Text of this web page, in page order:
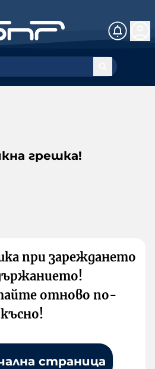
грешка!
при зареждането
отново по-
късно!
страница